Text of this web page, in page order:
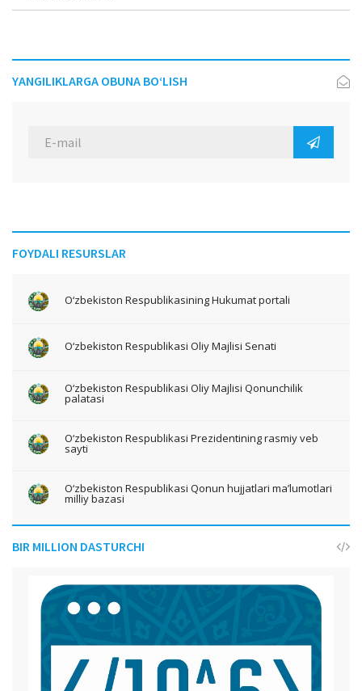
YANGILIKLARGA OBUNA BO‘LISH
FOYDALI RESURSLAR
O‘zbekiston Respublikasining Hukumat portali
O‘zbekiston Respublikasi Oliy Majlisi Senati
O‘zbekiston Respublikasi Oliy Majlisi Qonunchilik
palatasi
O‘zbekiston Respublikasi Prezidentining rasmiy veb
sayti
O‘zbekiston Respublikasi Qonun hujjatlari ma’lumotlari
milliy bazasi
BIR MILLION DASTURCHI